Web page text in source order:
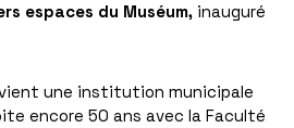
espaces du Muséum, inauguré
une institution municipale
encore 50 ans avec la Faculté